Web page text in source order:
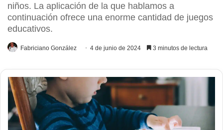
niños. La aplicación de la que hablamos a
continuación ofrece una enorme cantidad de juegos
educativos.
Fabriciano González 4 de junio de 2024 3 minutos de lectura